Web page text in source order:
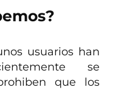
usuarios han
se
que los